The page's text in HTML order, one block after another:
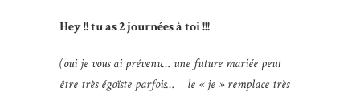
Hey !! tu as 2 journées à toi !!!
(oui je vous ai prévenu… une future mariée peut
être très égoïste parfois… le « je » remplace très